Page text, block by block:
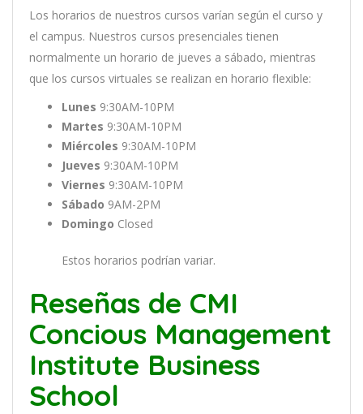
Los horarios de nuestros cursos varían según el curso y
el campus. Nuestros cursos presenciales tienen
normalmente un horario de jueves a sábado, mientras
que los cursos virtuales se realizan en horario flexible:
Lunes 9:30AM-10PM
Martes 9:30AM-10PM
Miércoles 9:30AM-10PM
Jueves 9:30AM-10PM
Viernes 9:30AM-10PM
Sábado 9AM-2PM
Domingo Closed
Estos horarios podrían variar.
Reseñas de CMI
Concious Management
Institute Business
School